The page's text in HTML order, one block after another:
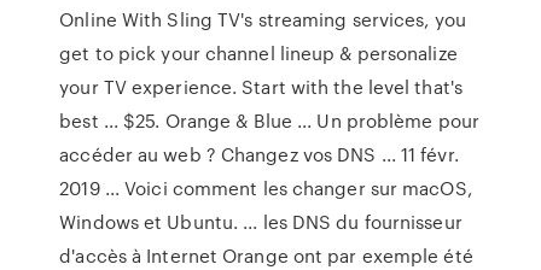
Online With Sling TV's streaming services, you
get to pick your channel lineup & personalize
your TV experience. Start with the level that's
best ... $25. Orange & Blue ... Un problème pour
accéder au web ? Changez vos DNS ... 11 févr.
2019 ... Voici comment les changer sur macOS,
Windows et Ubuntu. ... les DNS du fournisseur
d'accès à Internet Orange ont par exemple été